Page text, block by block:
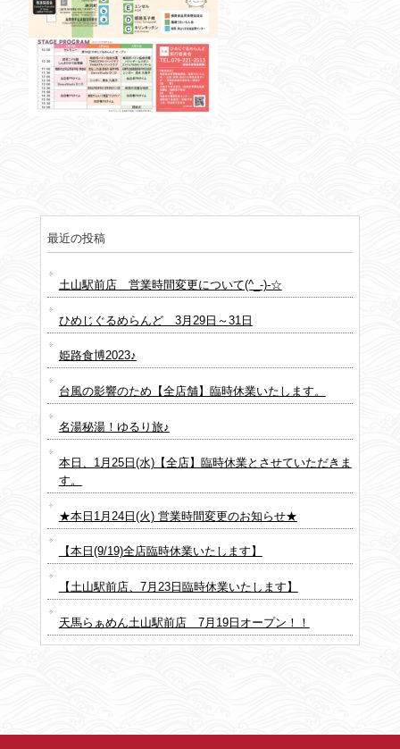
最近の投稿
土山駅前店 営業時間変更について(^_-)-☆
ひめじぐるめらんど 3月29日～31日
姫路食博2023♪
台風の影響のため【全店舗】臨時休業いたします。
名湯秘湯！ゆるり旅♪
本日、1月25日(水)【全店】臨時休業とさせていただきま
す。
★本日1月24日(火) 営業時間変更のお知らせ★
【本日(9/19)全店臨時休業いたします】
【土山駅前店、7月23日臨時休業いたします】
天馬らぁめん土山駅前店 7月19日オープン！！